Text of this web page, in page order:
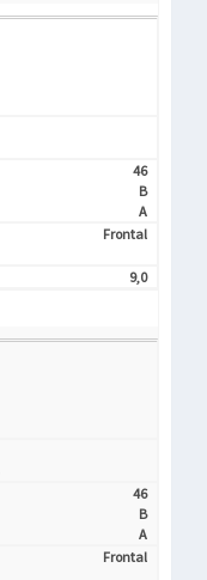
46
B
A
Frontal
9,0
46
B
A
Frontal